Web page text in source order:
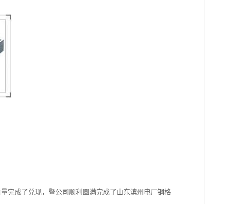
成了兑现，暨公司顺利圆满完成了山东滨州电厂钢格